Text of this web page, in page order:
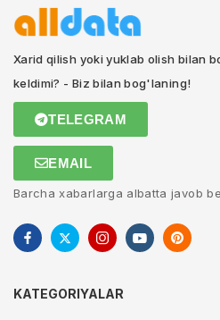
Xarid qilish yoki yuklab olish bilan
keldimi? - Biz bilan bog'laning!
TELEGRAM
EMAIL
Barcha xabarlarga albatta javob
KATEGORIYALAR